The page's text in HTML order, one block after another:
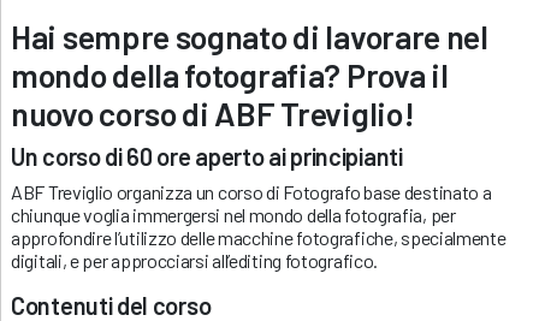
Hai sempre sognato di lavorare nel
mondo della fotografia? Prova il
nuovo corso di ABF Treviglio!
Un corso di 60 ore aperto ai principianti
ABF Treviglio organizza un corso di Fotografo base destinato a
chiunque voglia immergersi nel mondo della fotografia, per
approfondire l’utilizzo delle macchine fotografiche, specialmente
digitali, e per approcciarsi all’editing fotografico.
Contenuti del corso